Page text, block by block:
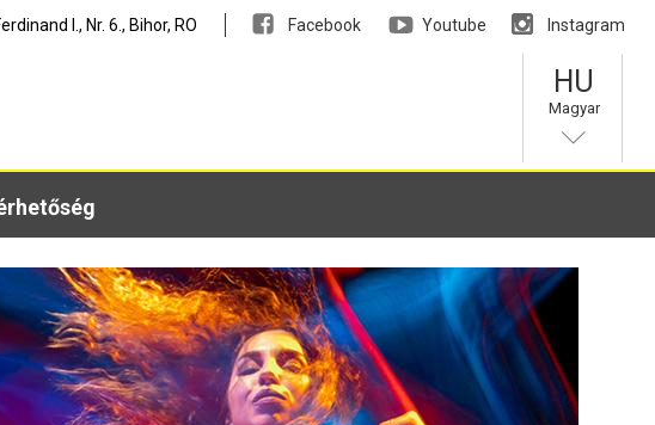
I., Nr. 6., Bihor, RO Facebook Youtube Instagram
HU
Magyar